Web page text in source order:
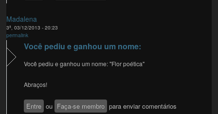
Madalena
3ª, 03/12/2013 - 20:23
permalink
Você pediu e ganhou um nome:
Você pediu e ganhou um nome: "Flor poética"
Abraços!
Entre ou Faça-se membro para enviar comentários